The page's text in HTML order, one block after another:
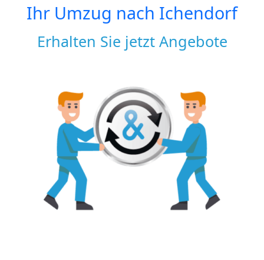
Ihr Umzug nach Ichendorf
Erhalten Sie jetzt Angebote